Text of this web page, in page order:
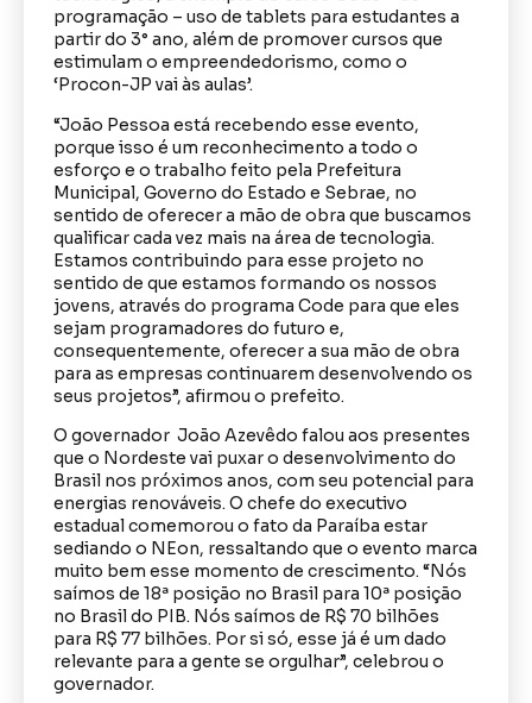
programação – uso de tablets para estudantes a
partir do 3° ano, além de promover cursos que
estimulam o empreendedorismo, como o
‘Procon-JP vai às aulas’.
“João Pessoa está recebendo esse evento,
porque isso é um reconhecimento a todo o
esforço e o trabalho feito pela Prefeitura
Municipal, Governo do Estado e Sebrae, no
sentido de oferecer a mão de obra que buscamos
qualificar cada vez mais na área de tecnologia.
Estamos contribuindo para esse projeto no
sentido de que estamos formando os nossos
jovens, através do programa Code para que eles
sejam programadores do futuro e,
consequentemente, oferecer a sua mão de obra
para as empresas continuarem desenvolvendo os
seus projetos”, afirmou o prefeito.
O governador João Azevêdo falou aos presentes
que o Nordeste vai puxar o desenvolvimento do
Brasil nos próximos anos, com seu potencial para
energias renováveis. O chefe do executivo
estadual comemorou o fato da Paraíba estar
sediando o NEon, ressaltando que o evento marca
muito bem esse momento de crescimento. “Nós
saímos de 18ª posição no Brasil para 10ª posição
no Brasil do PIB. Nós saímos de R$ 70 bilhões
para R$ 77 bilhões. Por si só, esse já é um dado
relevante para a gente se orgulhar”, celebrou o
governador.